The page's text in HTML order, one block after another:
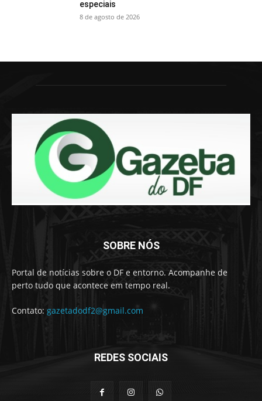
especiais
8 de agosto de 2026
SOBRE NÓS
Portal de notícias sobre o DF e entorno. Acompanhe de
perto tudo que acontece em tempo real.
Contato: gazetadodf2@gmail.com
REDES SOCIAIS